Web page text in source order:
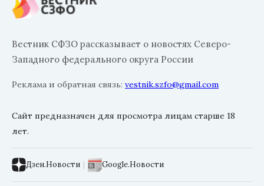
Вестник СФЗО рассказывает о новостях Северо-
Западного федерального округа России
Реклама и обратная связь: vestnik.szfo@gmail.com
Сайт предназначен для просмотра лицам старше 18
лет.
Дзен.Новости | Google.Новости